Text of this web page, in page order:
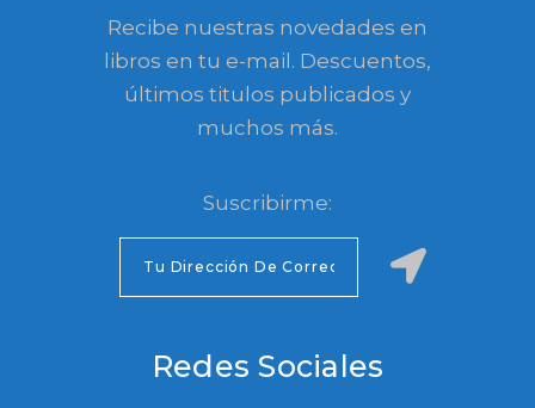
Recibe nuestras novedades en
libros en tu e-mail. Descuentos,
últimos titulos publicados y
muchos más.
Suscribirme:
Redes Sociales